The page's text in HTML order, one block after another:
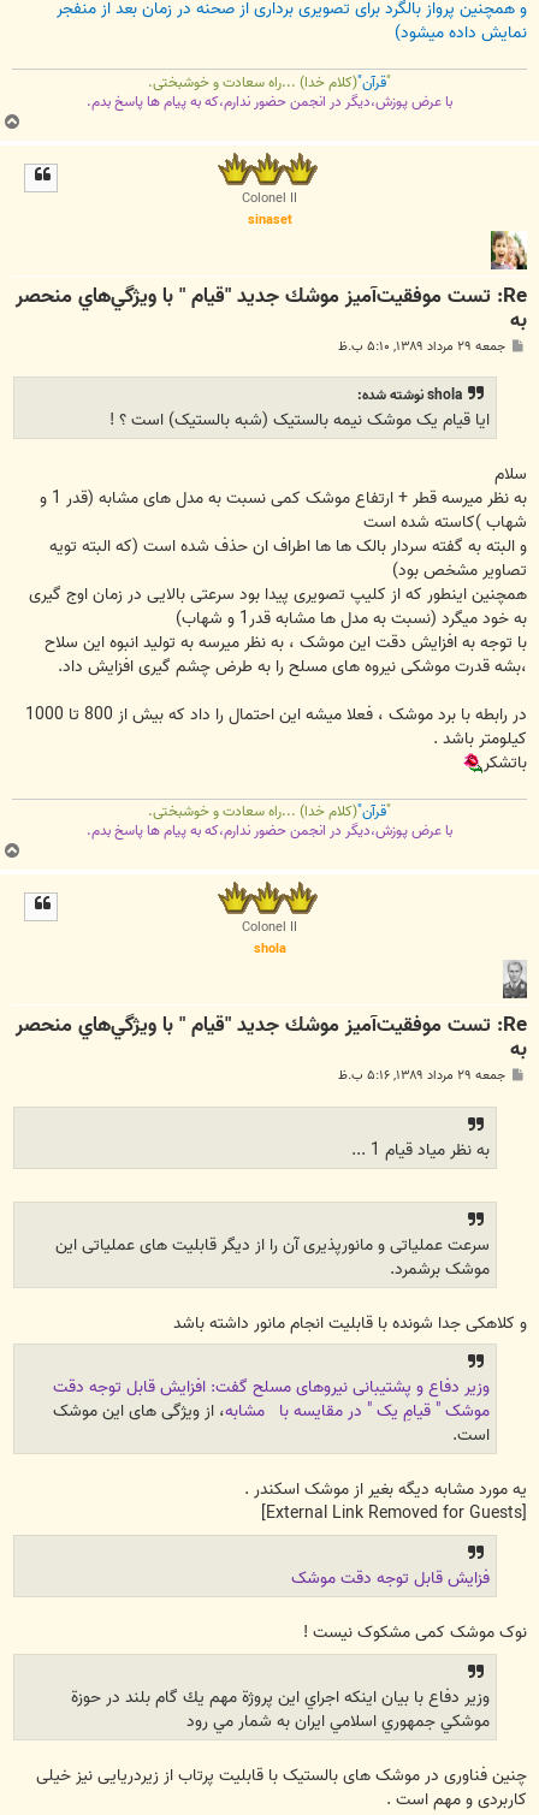
و همچنین پرواز بالگرد برای تصویری برداری از صحنه در زمان بعد از منفجر
نمایش داده میشود)
قرآن"(کلام خدا) ...راه سعادت و خوشبختی.
با عرض پوزش،دیگر در انجمن حضور ندارم،که به پیام ها پاسخ بدم.
ب
ا
Colonel II
sinaset
Re: تست موفقيت‌آميز موشك جديد "قيام " با ويژگي‌هاي منحصر
به
پ جمعه ۲۹ مرداد ۱۳۸۹, ۵:۱۰ ب.ظ
shola نوشته شده:
ایا قیام یک موشک نیمه بالستیک (شبه بالستیک) است ؟ !
سلام
به نظر میرسه قطر + ارتفاع موشک کمی نسبت به مدل های مشابه (قدر 1 و
شهاب )کاسته شده است
و البته به گفته سردار بالک ها ها اطراف ان حذف شده است (که البته تویه
تصاویر مشخص بود)
همچنین اینطور که از کلیپ تصویری پیدا بود سرعتی بالایی در زمان اوج گیری
به خود میگرد (نسبت به مدل ها مشابه قدر1 و شهاب)
با توجه به افزایش دقت این موشک ، به نظر میرسه به تولید انبوه این سلاح
،بشه قدرت موشکی نیروه های مسلح را به طرض چشم گیری افزایش داد.
در رابطه با برد موشک ، فعلا میشه این احتمال را داد که بیش از 800 تا 1000
کیلومتر باشد .
باتشکر
قرآن"(کلام خدا) ...راه سعادت و خوشبختی.
با عرض پوزش،دیگر در انجمن حضور ندارم،که به پیام ها پاسخ بدم.
ب
ا
Colonel II
shola
Re: تست موفقيت‌آميز موشك جديد "قيام " با ويژگي‌هاي منحصر
به
پ جمعه ۲۹ مرداد ۱۳۸۹, ۵:۱۶ ب.ظ
به نظر میاد قیام 1 ...
سرعت عملیاتی و مانورپذیری آن را از دیگر قابلیت های عملیاتی این
موشک برشمرد.
و کلاهکی جدا شونده با قابلیت انجام مانور داشته باشد
وزیر دفاع و پشتیبانی نیروهای مسلح گفت: افزایش قابل توجه دقت
موشک " قیامِ یک " در مقایسه با مشابه، از ویژگی های این موشک
است.
یه مورد مشابه دیگه بغیر از موشک اسکندر .
فزایش قابل توجه دقت موشک
نوک موشک کمی مشکوک نیست !
وزير دفاع با بيان اينكه اجراي اين پروژة مهم يك گام بلند در حوزة
موشكي جمهوري اسلامي ايران به شمار مي رود
چنین فناوری در موشک های بالستیک با قابلیت پرتاب از زیردریایی نیز خیلی
کاربردی و مهم است .